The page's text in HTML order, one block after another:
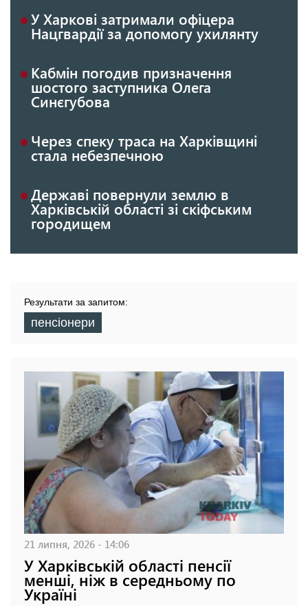
У Харкові затримали офіцера
Нацгвардії за допомогу ухилянту
Кабмін погодив призначення
шостого заступника Олега
Синєгубова
Через спеку траса на Харківщині
стала небезпечною
Державі повернули землю в
Харківській області зі скіфським
городищем
Результати за запитом:
пенсіонери
21 липня, 2026 - 14:06
У Харківській області пенсії
менші, ніж в середньому по
Україні